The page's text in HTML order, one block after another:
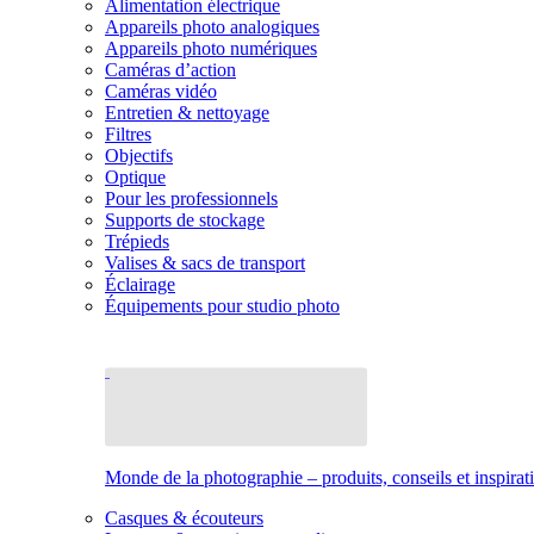
Alimentation électrique
Appareils photo analogiques
Appareils photo numériques
Caméras d’action
Caméras vidéo
Entretien & nettoyage
Filtres
Objectifs
Optique
Pour les professionnels
Supports de stockage
Trépieds
Valises & sacs de transport
Éclairage
Équipements pour studio photo
Monde de la photographie – produits, conseils et
Casques & écouteurs